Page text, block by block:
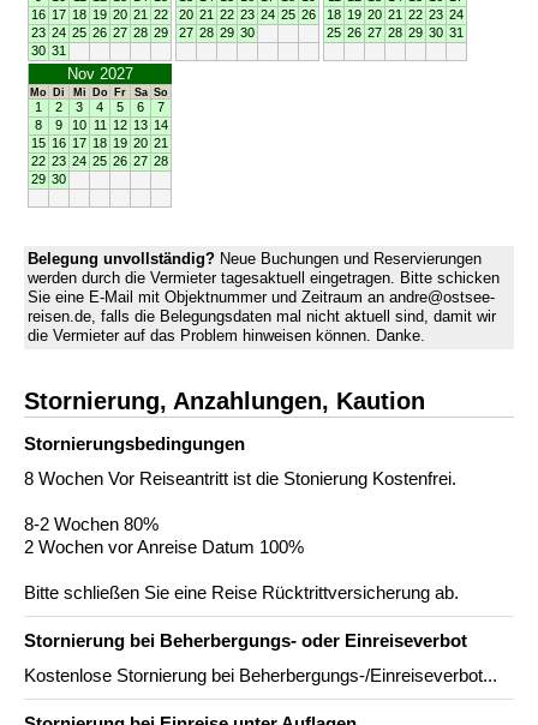
16 17 18 19 20 21
22
23 24 25 26 27 28 29
30 31
20 21 22 23 24 25 26
27 28 29 30
18 19 20 21 22 23 24
25 26 27 28 29 30 31
Nov 2027
Mo Di Mi Do Fr Sa So
1 2 3 4 5 6
7
8
9 10 11 12 13 14
15 16 17 18 19 20 21
22 23 24 25 26 27 28
29 30
Belegung unvollständig? Neue Buchungen und Reservierungen
werden durch die Vermieter tagesaktuell eingetragen. Bitte schicken
Sie eine E-Mail mit Objektnummer und Zeitraum an andre@ostsee-
reisen.de, falls die Belegungsdaten mal nicht aktuell sind, damit wir
die Vermieter auf das Problem hinweisen können. Danke.
Stornierung, Anzahlungen, Kaution
Stornierungs­bedingungen
8 Wochen Vor Reiseantritt ist die Stonierung Kostenfrei.
8-2 Wochen 80%
2 Wochen vor Anreise Datum 100%
Bitte schließen Sie eine Reise Rücktrittversicherung ab.
Stornierung bei Beherbergungs- oder Einreiseverbot
Kostenlose Stornierung bei Beherbergungs-/Einreiseverbot...